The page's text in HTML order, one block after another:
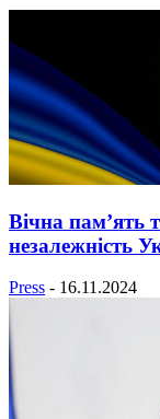
Вічна пам’ять
незалежність
Press - 16.11.2024